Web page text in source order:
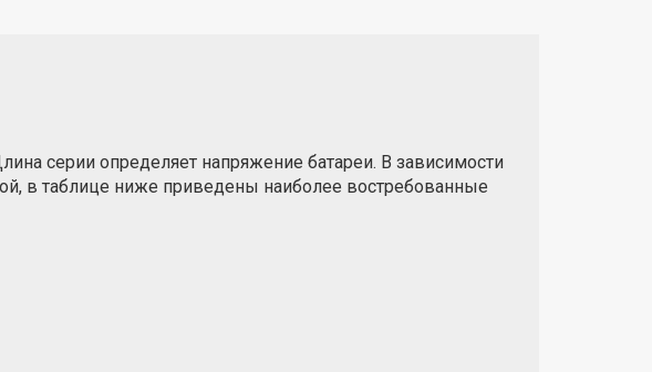
Плата Smart BMS/СКУ LF-
5 772 ₽ Купить
серии определяет напряжение батареи. В зависимости
в таблице ниже приведены наиболее востребованные